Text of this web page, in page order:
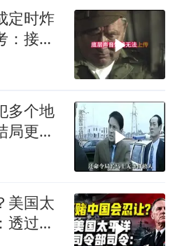
定时炸
：接不
多个地
局更引
美国太
透过实